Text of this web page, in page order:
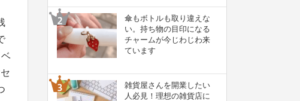
傘もボトルも取り違えな
い。持ち物の目印になる
チャームが今じわじわ来
ています
雑貨屋さんを開業したい
人必見！理想の雑貨店に